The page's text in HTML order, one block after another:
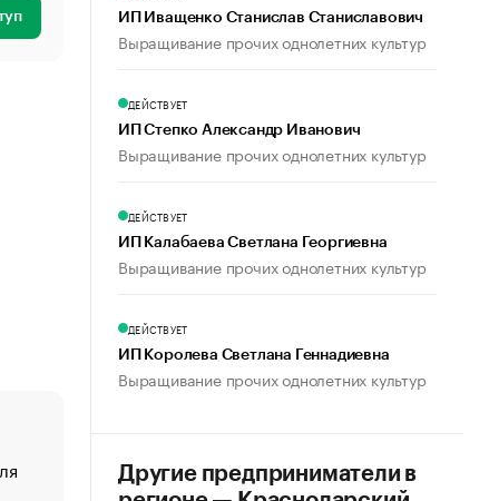
«От спорта тело стареет иначе». Как живет глава
создавшей GTA
ИП Иващенко Станислав Станиславович
Выращивание прочих однолетних культур
ДЕЙСТВУЕТ
ИП Степко Александр Иванович
Выращивание прочих однолетних культур
ДЕЙСТВУЕТ
ИП Калабаева Светлана Георгиевна
Выращивание прочих однолетних культур
ДЕЙСТВУЕТ
ИП Королева Светлана Геннадиевна
Выращивание прочих однолетних культур
Другие предприниматели в